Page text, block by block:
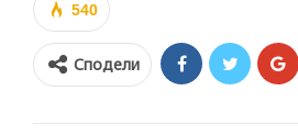
540
Сподели